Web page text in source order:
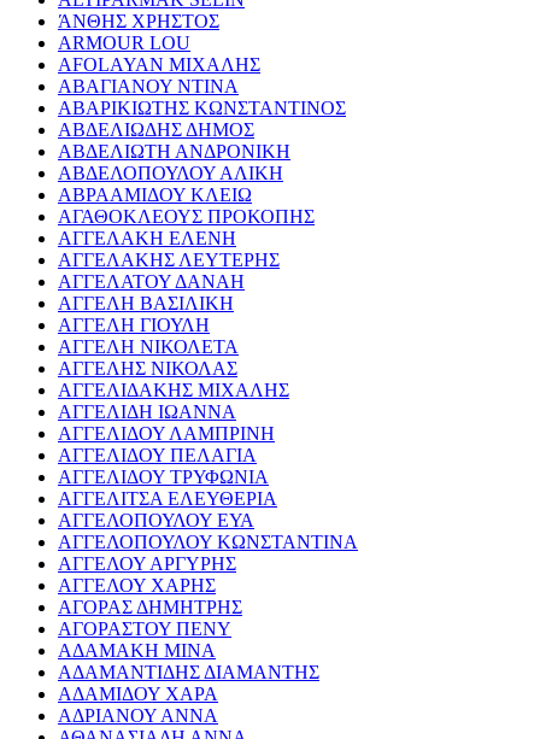
ΆΝΘΗΣ ΧΡΗΣΤΟΣ
ARMOUR LOU
AFOLAYAN ΜΙΧΑΛΗΣ
ΑΒΑΓΙΑΝΟΥ ΝΤΙΝΑ
ΑΒΑΡΙΚΙΩΤΗΣ ΚΩΝΣΤΑΝΤΙΝΟΣ
ΑΒΔΕΛΙΩΔΗΣ ΔΗΜΟΣ
ΑΒΔΕΛΙΩΤΗ ΑΝΔΡΟΝΙΚΗ
ΑΒΔΕΛΟΠΟΥΛΟΥ ΑΛΙΚΗ
ΑΒΡΑΑΜΙΔΟΥ ΚΛΕΙΩ
ΑΓΑΘΟΚΛΕΟΥΣ ΠΡΟΚΟΠΗΣ
ΑΓΓΕΛΑΚΗ ΕΛΕΝΗ
ΑΓΓΕΛΑΚΗΣ ΛΕΥΤΕΡΗΣ
ΑΓΓΕΛΑΤΟΥ ΔΑΝΑΗ
ΑΓΓΕΛΗ ΒΑΣΙΛΙΚΗ
ΑΓΓΕΛΗ ΓΙΟΥΛΗ
ΑΓΓΕΛΗ ΝΙΚΟΛΕΤΑ
ΑΓΓΕΛΗΣ ΝΙΚΟΛΑΣ
ΑΓΓΕΛΙΔΑΚΗΣ ΜΙΧΑΛΗΣ
ΑΓΓΕΛΙΔΗ ΙΩΑΝΝΑ
ΑΓΓΕΛΙΔΟΥ ΛΑΜΠΡΙΝΗ
ΑΓΓΕΛΙΔΟΥ ΠΕΛΑΓΙΑ
ΑΓΓΕΛΙΔΟΥ ΤΡΥΦΩΝΙΑ
ΑΓΓΕΛΙΤΣΑ ΕΛΕΥΘΕΡΙΑ
ΑΓΓΕΛΟΠΟΥΛΟΥ ΕΥΑ
ΑΓΓΕΛΟΠΟΥΛΟΥ ΚΩΝΣΤΑΝΤΙΝΑ
ΑΓΓΕΛΟΥ ΑΡΓΥΡΗΣ
ΑΓΓΕΛΟΥ ΧΑΡΗΣ
ΑΓΟΡΑΣ ΔΗΜΗΤΡΗΣ
ΑΓΟΡΑΣΤΟΥ ΠΕΝΥ
ΑΔΑΜΑΚΗ ΜΙΝΑ
ΑΔΑΜΑΝΤΙΔΗΣ ΔΙΑΜΑΝΤΗΣ
ΑΔΑΜΙΔΟΥ ΧΑΡΑ
ΑΔΡΙΑΝΟΥ ΑΝΝΑ